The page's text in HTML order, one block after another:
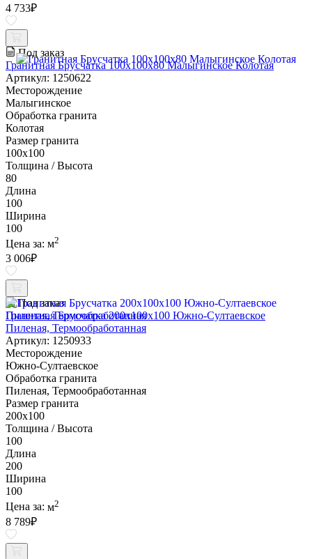
4 733₽
Под заказ
Гранитная Брусчатка 100х100x80 Малыгинское Колотая
Артикул: 1250622
Месторождение
Малыгинское
Обработка гранита
Колотая
Размер гранита
100х100
Толщина / Высота
80
Длина
100
Ширина
100
Цена за: м2
3 006₽
Под заказ
Гранитная Брусчатка 200х100x100 Южно-Султаевское
Пиленая, Термообработанная
Артикул: 1250933
Месторождение
Южно-Султаевское
Обработка гранита
Пиленая, Термообработанная
Размер гранита
200х100
Толщина / Высота
100
Длина
200
Ширина
100
Цена за: м2
8 789₽